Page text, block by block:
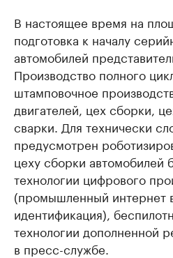
В настоящее время на
подготовка к началу
автомобилей
Производство полного
штамповочное
двигателей, цех сборки,
сварки. Для технически
предусмотрен
цеху сборки автомобилей
технологии цифрового
(промышленный интернет
идентификация),
технологии дополненной
в пресс-службе.